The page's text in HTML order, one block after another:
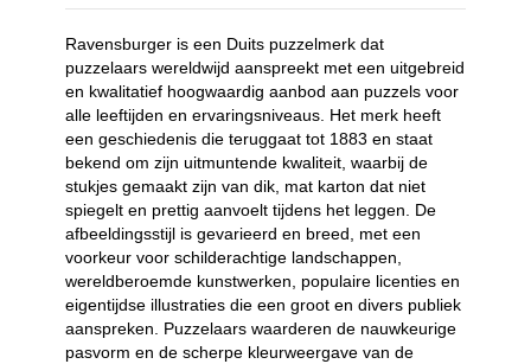
Ravensburger is een Duits puzzelmerk dat
puzzelaars wereldwijd aanspreekt met een uitgebreid
en kwalitatief hoogwaardig aanbod aan puzzels voor
alle leeftijden en ervaringsniveaus. Het merk heeft
een geschiedenis die teruggaat tot 1883 en staat
bekend om zijn uitmuntende kwaliteit, waarbij de
stukjes gemaakt zijn van dik, mat karton dat niet
spiegelt en prettig aanvoelt tijdens het leggen. De
afbeeldingsstijl is gevarieerd en breed, met een
voorkeur voor schilderachtige landschappen,
wereldberoemde kunstwerken, populaire licenties en
eigentijdse illustraties die een groot en divers publiek
aanspreken. Puzzelaars waarderen de nauwkeurige
pasvorm en de scherpe kleurweergave van de